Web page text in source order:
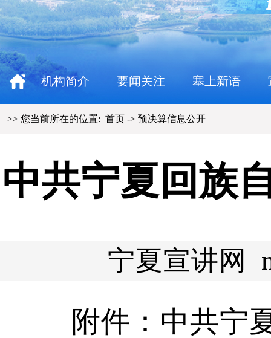
机构简介 要闻关注 塞上新语
>> 您当前所在的位置: 首页 -> 预决算信息公开
中共宁夏回族
宁夏宣讲网
附件： 中共宁